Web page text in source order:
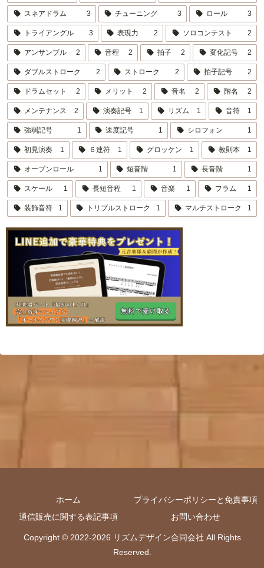
スネアドラム 3 チューニング 3 ロール 3
トライアングル 3 表現力 2 ソロコンテスト 2
アンサンブル 2 音程 2 拍子 2 変化記号 2
ダブルストローク 2 ストローク 2 拍子記号 2
ドラムセット 2 メリット 2 音名 2 階名 2
メンテナンス 2 演奏記号 1 リズム 1 音符 1
強弱記号 1 速度記号 1 シロフォン 1
初見演奏 1 ６連符 1 グロッケン 1 教則本 1
オープンロール 1 短音階 1 長音階 1
スケール 1 長短音程 1 音楽 1 フラム 1
装飾音符 1 トリプルストローク 1 マルチストローク 1
ホーム
プライバシーポリシーと免責事項
通信販売に関する表記事項
お問い合わせ
Copyright © 2022-2026 リズムデザイン合同会社 All Rights
Reserved.